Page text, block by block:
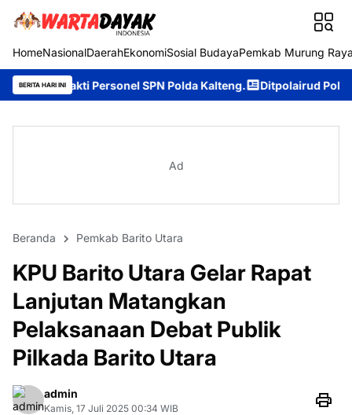
HomeNasionalDaerahEkonomiSosial BudayaPemkab Murung
BERITA HARI INI
SPN Polda Kalteng. Ditpolairud Polda Kalteng Dukung
Ad
Beranda Pemkab Barito Utara
KPU Barito Utara Gelar Rapat
Lanjutan Matangkan
Pelaksanaan Debat Publik
Pilkada Barito Utara
admin
Kamis, 17 Juli 2025 00:34 WIB